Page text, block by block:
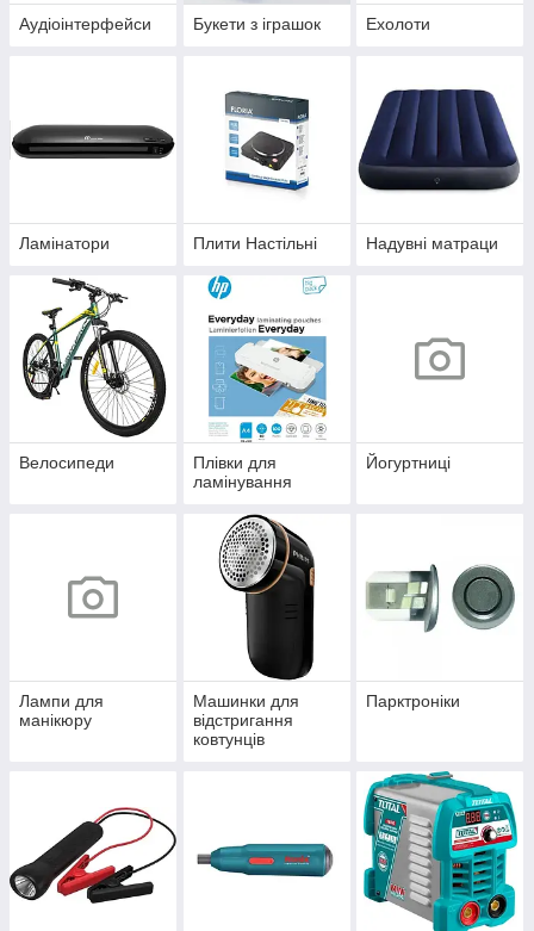
Аудіоінтерфейси Букети з іграшок Ехолоти
Ламінатори Плити Настільні Надувні матраци
Велосипеди
Плівки для
ламінування
Йогуртниці
Лампи для
манікюру
Машинки для
відстригання
ковтунців
Парктроніки